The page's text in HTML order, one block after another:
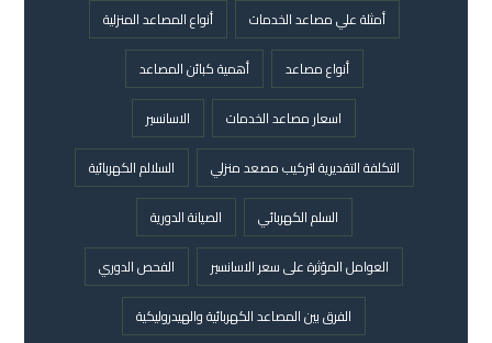
أمثلة علي مصاعد الخدمات
أنواع المصاعد المنزلية
أنواع مصاعد
أهمية كبائن المصاعد
اسعار مصاعد الخدمات
الاسانسير
التكلفة التقديرية لتركيب مصعد منزلي
السلالم الكهربائية
السلم الكهربائي
الصيانة الدورية
العوامل المؤثرة على سعر الاسانسير
الفحص الدوري
الفرق بين المصاعد الكهربائية والهيدروليكية